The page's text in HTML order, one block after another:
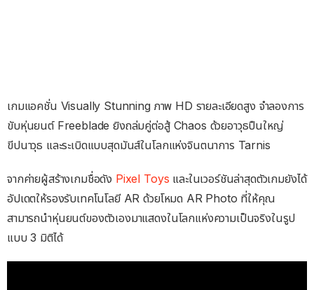
เกมแอคชั่น Visually Stunning ภาพ HD รายละเอียดสูง จำลองการ
ขับหุ่นยนต์ Freeblade ยิงถล่มคู่ต่อสู้ Chaos ด้วยอาวุธปืนใหญ่
ขีปนาวุธ และระเบิดแบบสุดมันส์ในโลกแห่งจินตนาการ Tarnis
จากค่ายผู้สร้างเกมชื่อดัง Pixel Toys และในเวอร์ชันล่าสุดตัวเกมยังได้
อัปเดตให้รองรับเทคโนโลยี AR ด้วยโหมด AR Photo ที่ให้คุณ
สามารถนำหุ่นยนต์ของตัวเองมาแสดงในโลกแห่งความเป็นจริงในรูป
แบบ 3 มิติได้